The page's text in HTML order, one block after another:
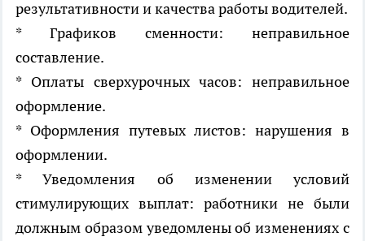
результативности и качества работы водителей.
* Графиков сменности: неправильное
составление.
* Оплаты сверхурочных часов: неправильное
оформление.
* Оформления путевых листов: нарушения в
оформлении.
* Уведомления об изменении условий
стимулирующих выплат: работники не были
должным образом уведомлены об изменениях с